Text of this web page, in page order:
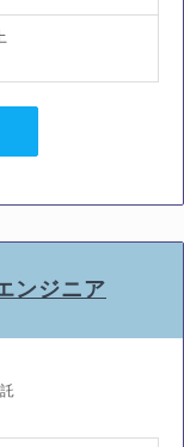
ンジニア